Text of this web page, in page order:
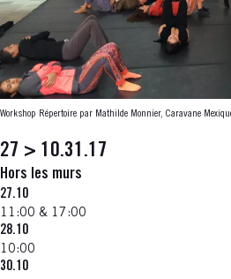
Workshop Répertoire par Mathilde Monnier, Caravane
27 > 10.31.17
Hors les murs
27.10
11:00 & 17:00
28.10
10:00
30.10